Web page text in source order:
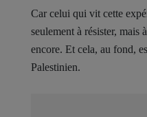
Car celui qui vit cette
seulement à résister, mais
encore. Et cela, au fond,
Palestinien.